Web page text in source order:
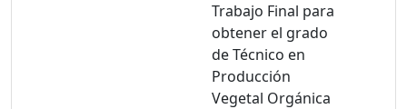
Trabajo Final para
obtener el grado
de Técnico en
Producción
Vegetal Orgánica